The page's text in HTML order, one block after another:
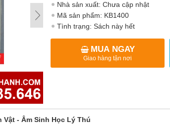
Nhà sản xuất: Chưa cập nhật
Mã sản phẩm: KB1400
Tình trạng: Sách này hết
MUA NGAY
Giao hàng tận nơi
- Âm Sinh Học Lý Thú